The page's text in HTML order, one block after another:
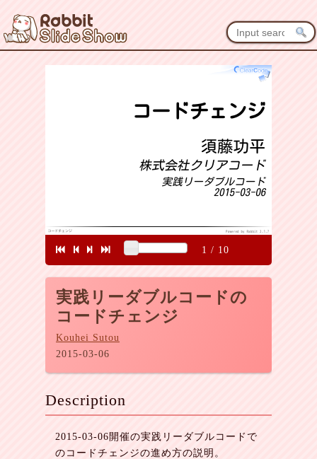
実践リーダブルコードの
コードチェンジ
Kouhei Sutou
2015-03-06
1 / 10
Description
2015-03-06開催の実践リーダブルコードで
のコードチェンジの進め方の説明。